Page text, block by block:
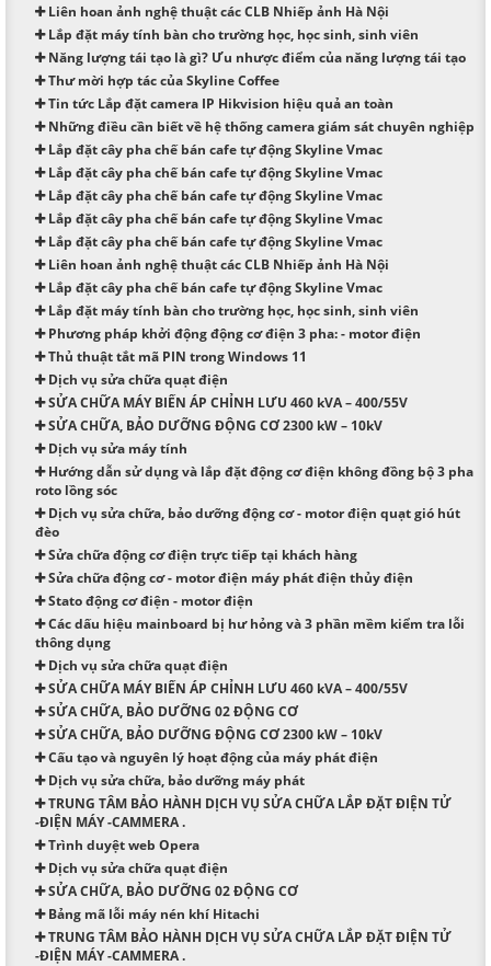
Liên hoan ảnh nghệ thuật các CLB Nhiếp ảnh Hà Nội
Lắp đặt máy tính bàn cho trường học, học sinh, sinh viên
Năng lượng tái tạo là gì? Ưu nhược điểm của năng lượng tái tạo
Thư mời hợp tác của Skyline Coffee
Tin tức Lắp đặt camera IP Hikvision hiệu quả an toàn
Những điều cần biết về hệ thống camera giám sát chuyên nghiệp
Lắp đặt cây pha chế bán cafe tự động Skyline Vmac
Lắp đặt cây pha chế bán cafe tự động Skyline Vmac
Lắp đặt cây pha chế bán cafe tự động Skyline Vmac
Lắp đặt cây pha chế bán cafe tự động Skyline Vmac
Lắp đặt cây pha chế bán cafe tự động Skyline Vmac
Liên hoan ảnh nghệ thuật các CLB Nhiếp ảnh Hà Nội
Lắp đặt cây pha chế bán cafe tự động Skyline Vmac
Lắp đặt máy tính bàn cho trường học, học sinh, sinh viên
Phương pháp khởi động động cơ điện 3 pha: - motor điện
Thủ thuật tắt mã PIN trong Windows 11
Dịch vụ sửa chữa quạt điện
SỬA CHỮA MÁY BIẾN ÁP CHỈNH LƯU 460 kVA – 400/55V
SỬA CHỮA, BẢO DƯỠNG ĐỘNG CƠ 2300 kW – 10kV
Dịch vụ sửa máy tính
Hướng dẫn sử dụng và lắp đặt động cơ điện không đồng bộ 3 pha
roto lồng sóc
Dịch vụ sửa chữa, bảo dưỡng động cơ - motor điện quạt gió hút
đèo
Sửa chữa động cơ điện trực tiếp tại khách hàng
Sửa chữa động cơ - motor điện máy phát điện thủy điện
Stato động cơ điện - motor điện
Các dấu hiệu mainboard bị hư hỏng và 3 phần mềm kiểm tra lỗi
thông dụng
Dịch vụ sửa chữa quạt điện
SỬA CHỮA MÁY BIẾN ÁP CHỈNH LƯU 460 kVA – 400/55V
SỬA CHỮA, BẢO DƯỠNG 02 ĐỘNG CƠ
SỬA CHỮA, BẢO DƯỠNG ĐỘNG CƠ 2300 kW – 10kV
Cấu tạo và nguyên lý hoạt động của máy phát điện
Dịch vụ sửa chữa, bảo dưỡng máy phát
TRUNG TÂM BẢO HÀNH DỊCH VỤ SỬA CHỮA LẮP ĐẶT ĐIỆN TỬ
-ĐIỆN MÁY -CAMMERA .
Trình duyệt web Opera
Dịch vụ sửa chữa quạt điện
SỬA CHỮA, BẢO DƯỠNG 02 ĐỘNG CƠ
Bảng mã lỗi máy nén khí Hitachi
TRUNG TÂM BẢO HÀNH DỊCH VỤ SỬA CHỮA LẮP ĐẶT ĐIỆN TỬ
-ĐIỆN MÁY -CAMMERA .